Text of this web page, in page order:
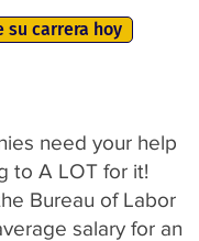
su carrera hoy
need your help
to A LOT for it!
Bureau of Labor
salary for an